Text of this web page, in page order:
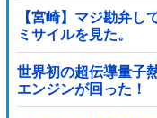
【宮崎】マジ勘弁し
ミサイルを見た。
世界初の超伝導量子
エンジンが回った！